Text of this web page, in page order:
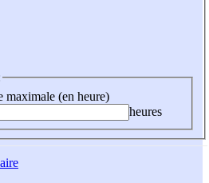
maximale (en heure)
heures